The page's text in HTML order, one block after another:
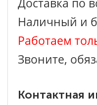
Доставка по
Наличный и
Работаем
Звоните,
Контактная